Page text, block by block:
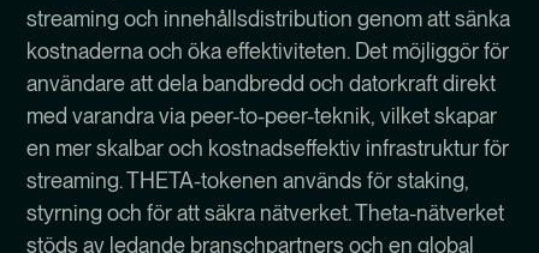
streaming och innehållsdistribution genom att sänka
kostnaderna och öka effektiviteten. Det möjliggör för
användare att dela bandbredd och datorkraft direkt
med varandra via peer-to-peer-teknik, vilket skapar
en mer skalbar och kostnadseffektiv infrastruktur för
streaming. THETA-tokenen används för staking,
styrning och för att säkra nätverket. Theta-nätverket
stöds av ledande branschpartners och en global